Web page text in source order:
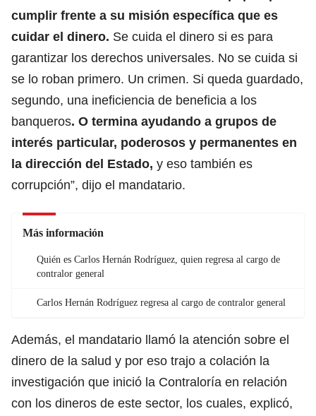
cumplir frente a su misión específica que es
cuidar el dinero. Se cuida el dinero si es para
garantizar los derechos universales. No se cuida si
se lo roban primero. Un crimen. Si queda guardado,
segundo, una ineficiencia de beneficia a los
banqueros. O termina ayudando a grupos de
interés particular, poderosos y permanentes en
la dirección del Estado, y eso también es
corrupción”, dijo el mandatario.
Más información
Quién es Carlos Hernán Rodríguez, quien regresa al cargo de
contralor general
Carlos Hernán Rodríguez regresa al cargo de contralor general
Además, el mandatario llamó la atención sobre el
dinero de la salud y por eso trajo a colación la
investigación que inició la Contraloría en relación
con los dineros de este sector, los cuales, explicó,